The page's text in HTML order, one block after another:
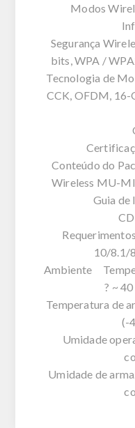
Modos
Segurança
bits, WPA /
Tecnologia de
CCK, OFDM,
Conteúdo do
Wireless MU-
Guia de
10/8.1/
Ambiente
? ~
Temperatura de
(-
Umidade
Umidade de